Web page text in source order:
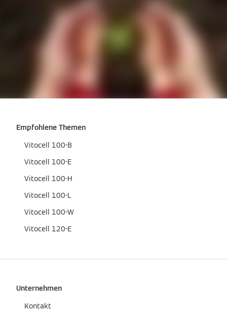
Empfohlene Themen
Vitocell 100-B
Vitocell 100-E
Vitocell 100-H
Vitocell 100-L
Vitocell 100-W
Vitocell 120-E
Unternehmen
Kontakt